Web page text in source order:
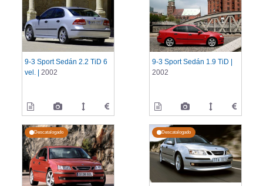
9-3 Sport Sedán 2.2 TiD 6
vel. | 2002
9-3 Sport Sedán 1.9 TiD |
2002
Descatalogado Descatalogado